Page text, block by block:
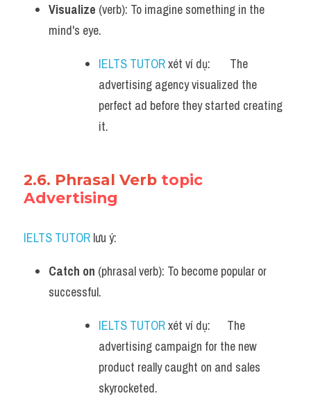
Visualize (verb): To imagine something in the
mind's eye.
IELTS TUTOR xét ví dụ:       The
advertising agency visualized the
perfect ad before they started creating
it.
2.6. Phrasal Verb topic
Advertising
IELTS TUTOR lưu ý:
Catch on (phrasal verb): To become popular or
successful.
IELTS TUTOR xét ví dụ:      The
advertising campaign for the new
product really caught on and sales
skyrocketed.